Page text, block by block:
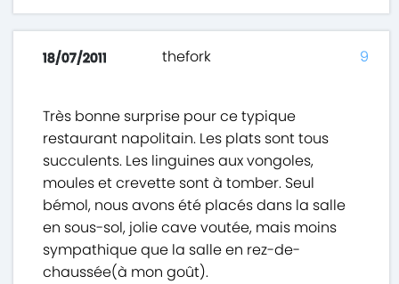
18/07/2011 thefork
Très bonne surprise pour ce typique
restaurant napolitain. Les plats sont tous
succulents. Les linguines aux vongoles,
moules et crevette sont à tomber. Seul
bémol, nous avons été placés dans la salle
en sous-sol, jolie cave voutée, mais moins
sympathique que la salle en rez-de-
chaussée(à mon goût).
9